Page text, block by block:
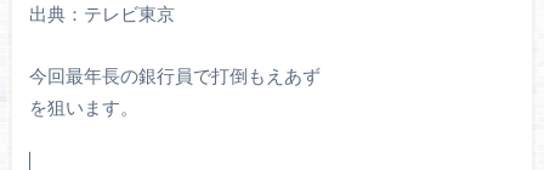
出典：テレビ東京
今回最年長の銀行員で打倒もえあず
を狙います。